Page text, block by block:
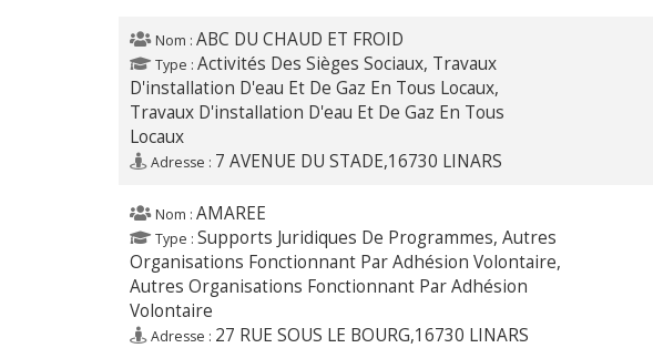
Nom : ABC DU CHAUD ET FROID
Type : Activités Des Sièges Sociaux, Travaux
D'installation D'eau Et De Gaz En Tous Locaux,
Travaux D'installation D'eau Et De Gaz En Tous
Locaux
Adresse : 7 AVENUE DU STADE,16730 LINARS
Nom : AMAREE
Type : Supports Juridiques De Programmes, Autres
Organisations Fonctionnant Par Adhésion Volontaire,
Autres Organisations Fonctionnant Par Adhésion
Volontaire
Adresse : 27 RUE SOUS LE BOURG,16730 LINARS